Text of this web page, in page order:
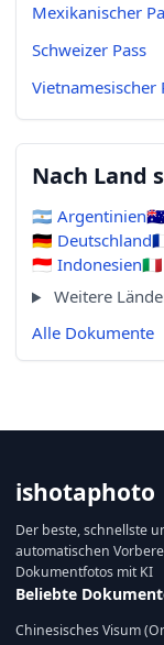
Mexikanischer
Schweizer Pass
Vietnamesischer
Nach Land
🇦🇷 Argentinien
🇩🇪 Deutschland
🇮🇩 Indonesien🇮🇹
Weitere
Alle Dokumente
ishotaphoto
Der beste, schnellste
automatischen
Dokumentfotos mit KI
Beliebte
Chinesisches Visum